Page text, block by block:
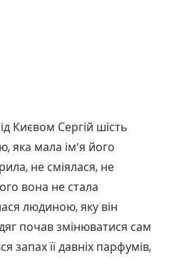
Києвом Сергій шість
яка мала ім’я його
не сміялася, не
вона не стала
людиною, яку він
почав змінюватися сам
запах її давніх парфумів,